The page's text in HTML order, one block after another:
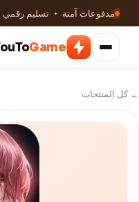
مدفوعات آمنة · تسليم رقمي
Game
← كل المنتجات